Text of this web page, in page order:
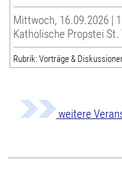
Mittwoch, 16.09.2026 |
Katholische Propstei
Rubrik: Vorträge &
weitere